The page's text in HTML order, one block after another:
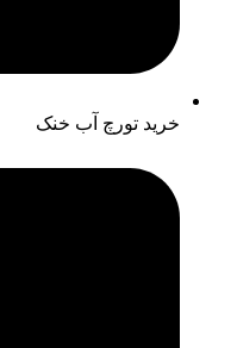
خرید تورچ آب خنک